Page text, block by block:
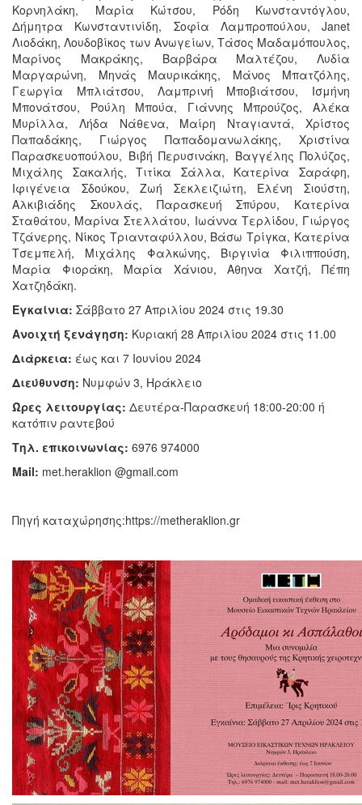
Κορνηλάκη, Μαρία Κώτσου, Ρόδη Κωνσταντόγλου,
Δήμητρα Κωνσταντινίδη, Σοφία Λαμπροπούλου, Janet
Λιοδάκη, Λουδοβίκος των Ανωγείων, Τάσος Μαδαμόπουλος,
Μαρίνος Μακράκης, Βαρβάρα Μαλτέζου, Λυδία
Μαργαρώνη, Μηνάς Μαυρικάκης, Μάνος Μπατζόλης,
Γεωργία Μπλιάτσου, Λαμπρινή Μποβιάτσου, Ισμήνη
Μπονάτσου, Ρούλη Μπούα, Γιάννης Μπρούζος, Αλέκα
Μυρίλλα, Λήδα Νάθενα, Μαίρη Νταγιαντά, Χρίστος
Παπαδάκης, Γιώργος Παπαδομανωλάκης, Χριστίνα
Παρασκευοπούλου, Βιβή Περυσινάκη, Βαγγέλης Πολύζος,
Μιχάλης Σακαλής, Τιτίκα Σάλλα, Κατερίνα Σαράφη,
Ιφιγένεια Σδούκου, Ζωή Σεκλειζιώτη, Ελένη Σιούστη,
Αλκιβιάδης Σκουλάς, Παρασκευή Σπύρου, Κατερίνα
Σταθάτου, Μαρίνα Στελλάτου, Ιωάννα Τερλίδου, Γιώργος
Τζάνερης, Νίκος Τριανταφύλλου, Βάσω Τρίγκα, Κατερίνα
Τσεμπελή, Μιχάλης Φαλκώνης, Βιργινία Φιλιππούση,
Μαρία Φιοράκη, Μαρία Χάνιου, Αθηνα Χατζή, Πέπη
Χατζηδάκη.
Εγκαίνια: Σάββατο 27 Απριλίου 2024 στις 19.30
Ανοιχτή ξενάγηση: Κυριακή 28 Απριλίου 2024 στις 11.00
Διάρκεια: έως και 7 Ιουνίου 2024
Διεύθυνση: Νυμφών 3, Ηράκλειο
Ώρες λειτουργίας: Δευτέρα-Παρασκευή 18:00-20:00 ή
κατόπιν ραντεβού
Τηλ. επικοινωνίας: 6976 974000
Mail: met.heraklion @gmail.com
Πηγή καταχώρησης:https://metheraklion.gr